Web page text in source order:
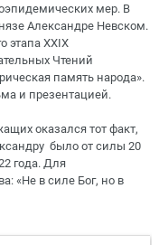
мер. В
Александре Невском.
этапа XXIX
Чтений
память народа».
и презентацией.
оказался тот факт,
было от силы 20
года. Для
«Не в силе Бог, но в